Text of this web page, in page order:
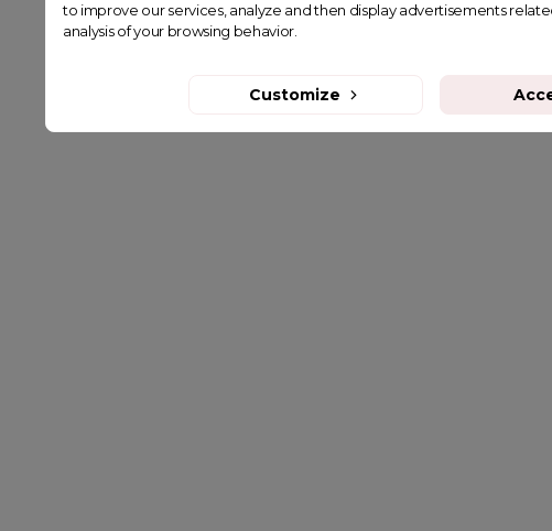
to improve our services, analyze and then display advertisements
analysis of your browsing behavior.
Customize